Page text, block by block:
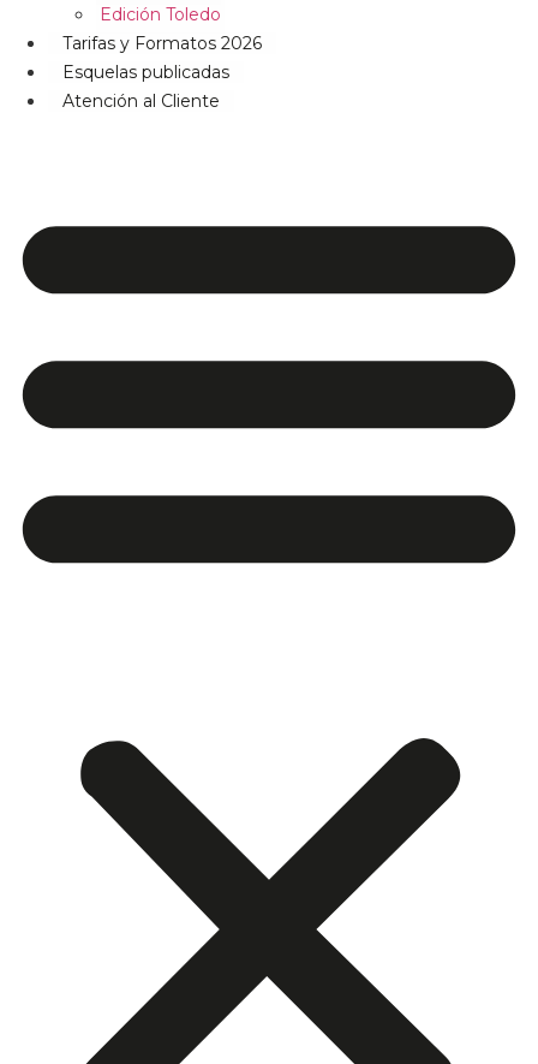
Edición Toledo
Tarifas y Formatos 2026
Esquelas publicadas
Atención al Cliente